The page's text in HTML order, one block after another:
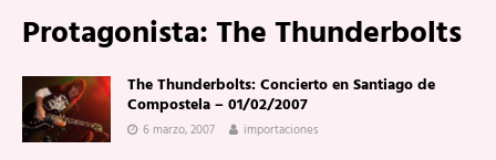
Protagonista:The Thunderbolts
The Thunderbolts: Concierto en Santiago de
Compostela – 01/02/2007
6 marzo, 2007 importaciones